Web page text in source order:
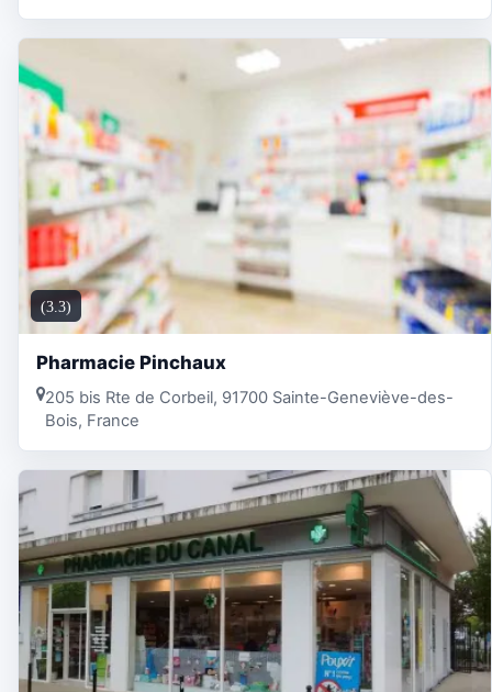
(3.3)
Pharmacie Pinchaux
205 bis Rte de Corbeil, 91700 Sainte-Geneviève-des-
Bois, France